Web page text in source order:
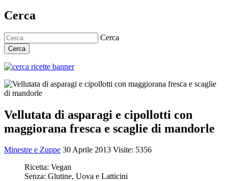
Cerca
Cerca
Cerca
Vellutata di asparagi e cipollotti con
maggiorana fresca e scaglie di mandorle
Minestre e Zuppe 30 Aprile 2013 Visite: 5356
Ricetta: Vegan
Senza: Glutine, Uova e Latticini